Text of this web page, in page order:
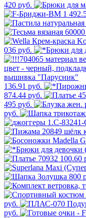
420 руб.
1
036 руб.
136.91 руб.
874.44 руб.
495 руб.
руб.
100.60
800
руб.
руб.